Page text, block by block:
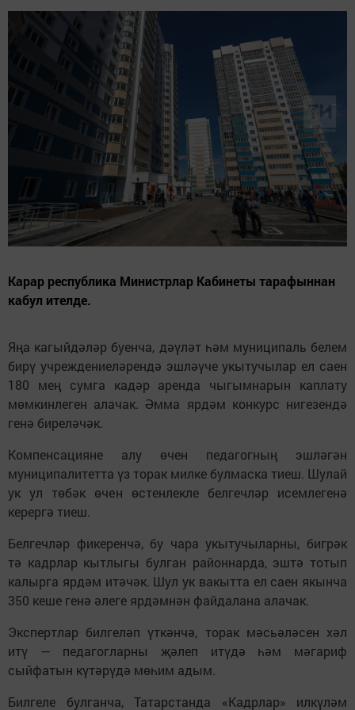
Карар республика Министрлар Кабинеты тарафыннан
кабул ителде.
Яңа кагыйдәләр буенча, дәүләт һәм муниципаль белем
бирү учреждениеләрендә эшләүче укытучылар ел саен
180 мең сумга кадәр аренда чыгымнарын каплату
мөмкинлеген алачак. Әмма ярдәм конкурс нигезендә
генә биреләчәк.
Компенсацияне алу өчен педагогның эшләгән
муниципалитетта үз торак милке булмаска тиеш. Шулай
ук ул төбәк өчен өстенлекле белгечләр исемлегенә
керергә тиеш.
Белгечләр фикеренчә, бу чара укытучыларны, бигрәк
тә кадрлар кытлыгы булган районнарда, эштә тотып
калырга ярдәм итәчәк. Шул ук вакытта ел саен якынча
350 кеше генә әлеге ярдәмнән файдалана алачак.
Экспертлар билгеләп үткәнчә, торак мәсьәләсен хәл
итү — педагогларны җәлеп итүдә һәм мәгариф
сыйфатын күтәрүдә мөһим адым.
Билгеле булганча, Татарстанда «Кадрлар» илкүләм